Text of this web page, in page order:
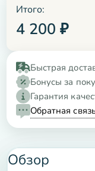
Итого:
4 200 ₽
Быстрая
Бонусы за
Гарантия
Обратная
Обзор